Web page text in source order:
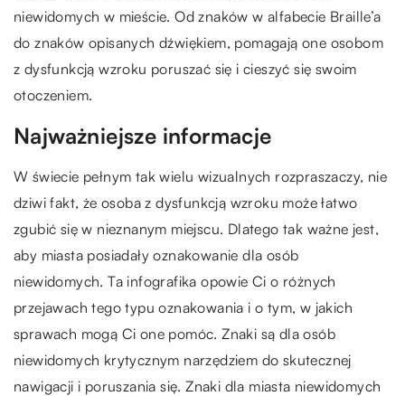
niewidomych w mieście. Od znaków w alfabecie Braille’a
do znaków opisanych dźwiękiem, pomagają one osobom
z dysfunkcją wzroku poruszać się i cieszyć się swoim
otoczeniem.
Najważniejsze informacje
W świecie pełnym tak wielu wizualnych rozpraszaczy, nie
dziwi fakt, że osoba z dysfunkcją wzroku może łatwo
zgubić się w nieznanym miejscu. Dlatego tak ważne jest,
aby miasta posiadały oznakowanie dla osób
niewidomych. Ta infografika opowie Ci o różnych
przejawach tego typu oznakowania i o tym, w jakich
sprawach mogą Ci one pomóc. Znaki są dla osób
niewidomych krytycznym narzędziem do skutecznej
nawigacji i poruszania się. Znaki dla miasta niewidomych